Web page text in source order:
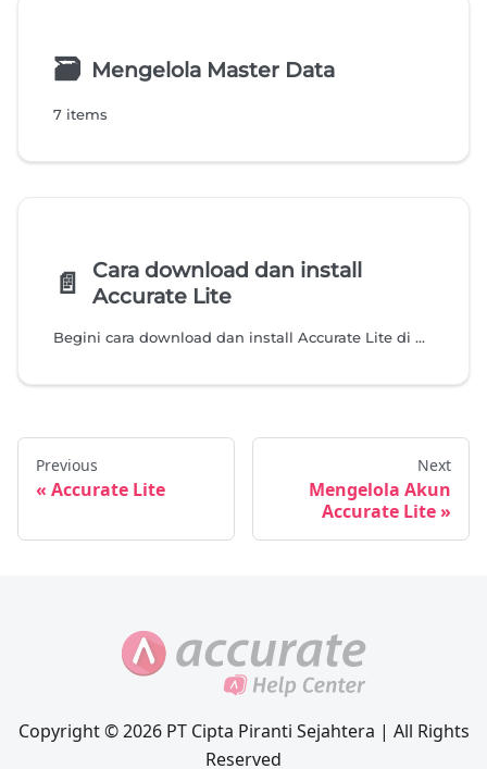
🗃 Mengelola Master Data
7 items
📄️
Cara download dan install
Accurate Lite
Begini cara download dan install Accurate Lite di HP atau Tab Android. Mulai kelola penjualan, pembelian, stok, hingga laporan bisnis langsung dari smartphone.
Previous
Accurate Lite
Next
Mengelola Akun
Accurate Lite
Copyright © 2026 PT Cipta Piranti Sejahtera | All Rights
Reserved